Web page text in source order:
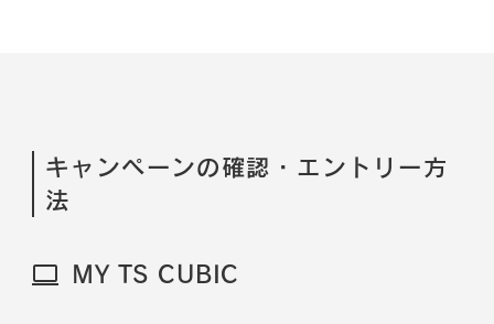
キャンペーンの確認・エントリー方
法
MY TS CUBIC